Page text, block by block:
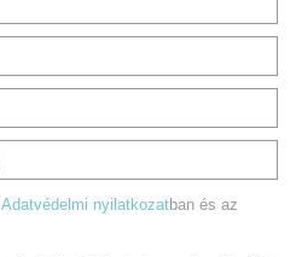
Adatvédelmi nyilatkozatban és az